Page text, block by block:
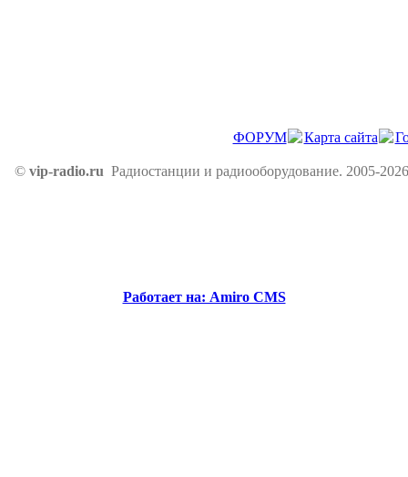
ФОРУМ Карта сайта
© vip-radio.ru Радиостанции и радиооборудование. 2005-
Работает на: Amiro CMS